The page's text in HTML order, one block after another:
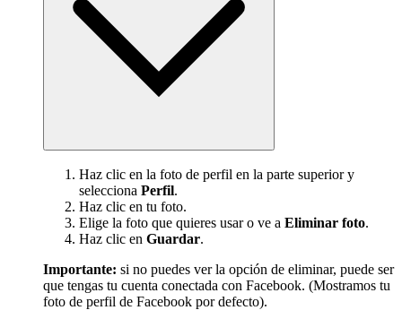
Haz clic en la foto de perfil en la parte superior y
selecciona Perfil.
Haz clic en tu foto.
Elige la foto que quieres usar o ve a Eliminar foto.
Haz clic en Guardar.
Importante: si no puedes ver la opción de eliminar, puede ser
que tengas tu cuenta conectada con Facebook. (Mostramos tu
foto de perfil de Facebook por defecto).